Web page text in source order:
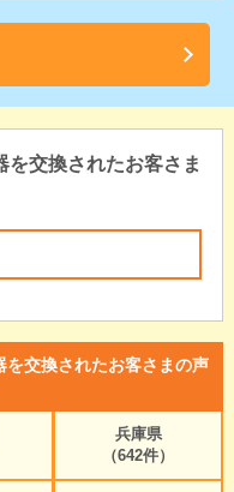
交換されたお客さま
を交換されたお客さまの声
兵庫県
（642件）